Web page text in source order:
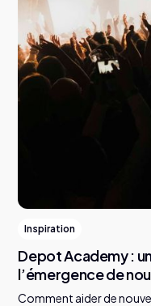
Inspiration
Depot Academy :
l’émergence de
Comment aider de